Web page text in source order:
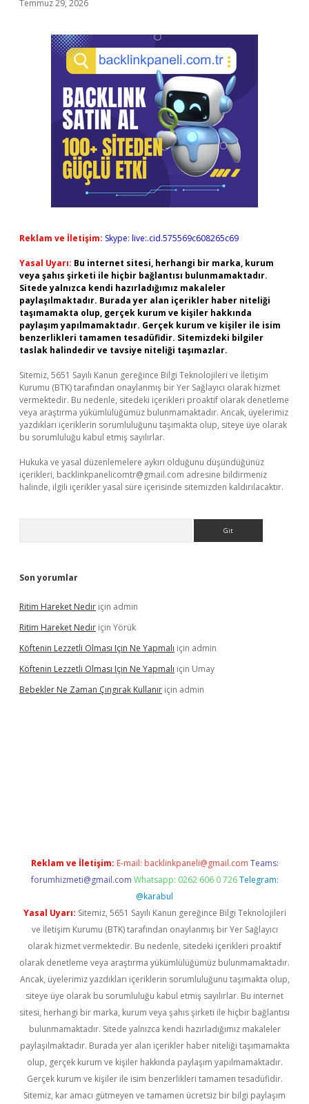
Temmuz 29, 2026
Reklam ve İletişim: Skype: live:.cid.575569c608265c69
Yasal Uyarı: Bu internet sitesi, herhangi bir marka, kurum
veya şahıs şirketi ile hiçbir bağlantısı bulunmamaktadır.
Sitede yalnızca kendi hazırladığımız makaleler
paylaşılmaktadır. Burada yer alan içerikler haber niteliği
taşımamakta olup, gerçek kurum ve kişiler hakkında
paylaşım yapılmamaktadır. Gerçek kurum ve kişiler ile isim
benzerlikleri tamamen tesadüfidir. Sitemizdeki bilgiler
taslak halindedir ve tavsiye niteliği taşımazlar.
Sitemiz, 5651 Sayılı Kanun gereğince Bilgi Teknolojileri ve İletişim
Kurumu (BTK) tarafından onaylanmış bir Yer Sağlayıcı olarak hizmet
vermektedir. Bu nedenle, sitedeki içerikleri proaktif olarak denetleme
veya araştırma yükümlülüğümüz bulunmamaktadır. Ancak, üyelerimiz
yazdıkları içeriklerin sorumluluğunu taşımakta olup, siteye üye olarak
bu sorumluluğu kabul etmiş sayılırlar.
Hukuka ve yasal düzenlemelere aykırı olduğunu düşündüğünüz
içerikleri, backlinkpanelicomtr@gmail.com adresine bildirmeniz
halinde, ilgili içerikler yasal süre içerisinde sitemizden kaldırılacaktır.
Son yorumlar
Ritim Hareket Nedir için admin
Ritim Hareket Nedir için Yörük
Köftenin Lezzetli Olması Için Ne Yapmalı için admin
Köftenin Lezzetli Olması Için Ne Yapmalı için Umay
Bebekler Ne Zaman Çıngırak Kullanır için admin
Reklam ve İletişim: E-mail: backlinkpaneli@gmail.com Teams:
forumhizmeti@gmail.com Whatsapp: 0262 606 0 726 Telegram:
@karabul
Yasal Uyarı: Sitemiz, 5651 Sayılı Kanun gereğince Bilgi Teknolojileri
ve İletişim Kurumu (BTK) tarafından onaylanmış bir Yer Sağlayıcı
olarak hizmet vermektedir. Bu nedenle, sitedeki içerikleri proaktif
olarak denetleme veya araştırma yükümlülüğümüz bulunmamaktadır.
Ancak, üyelerimiz yazdıkları içeriklerin sorumluluğunu taşımakta olup,
siteye üye olarak bu sorumluluğu kabul etmiş sayılırlar. Bu internet
sitesi, herhangi bir marka, kurum veya şahıs şirketi ile hiçbir bağlantısı
bulunmamaktadır. Sitede yalnızca kendi hazırladığımız makaleler
paylaşılmaktadır. Burada yer alan içerikler haber niteliği taşımamakta
olup, gerçek kurum ve kişiler hakkında paylaşım yapılmamaktadır.
Gerçek kurum ve kişiler ile isim benzerlikleri tamamen tesadüfidir.
Sitemiz, kar amacı gütmeyen ve tamamen ücretsiz bir bilgi paylaşım